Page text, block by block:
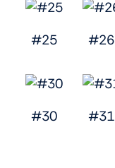
#25 #26
#30 #31